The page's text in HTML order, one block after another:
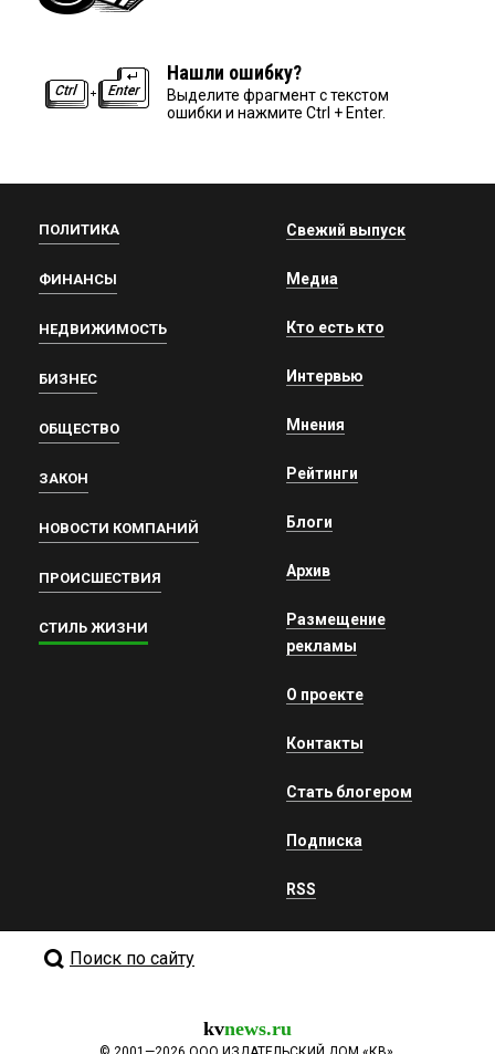
Нашли ошибку?
Выделите фрагмент с текстом
ошибки и нажмите Ctrl + Enter.
ПОЛИТИКА
ФИНАНСЫ
НЕДВИЖИМОСТЬ
БИЗНЕС
ОБЩЕСТВО
ЗАКОН
НОВОСТИ КОМПАНИЙ
ПРОИСШЕСТВИЯ
СТИЛЬ ЖИЗНИ
Свежий выпуск
Медиа
Кто есть кто
Интервью
Мнения
Рейтинги
Блоги
Архив
Размещение
рекламы
О проекте
Контакты
Стать блогером
Подписка
RSS
Поиск по сайту
kvnews.ru